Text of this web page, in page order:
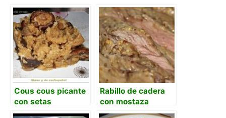
Cous cous picante
con setas
Rabillo de cadera
con mostaza
antigua